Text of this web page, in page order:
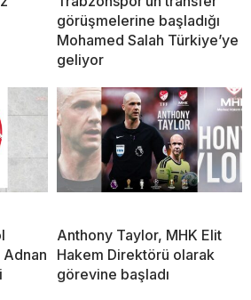
görüşmelerine başladığı
Mohamed Salah Türkiye’ye
geliyor
Adnan
Anthony Taylor, MHK Elit
Hakem Direktörü olarak
görevine başladı